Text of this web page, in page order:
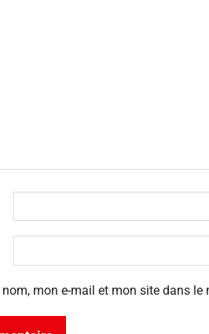
nom, mon e-mail et mon site dans